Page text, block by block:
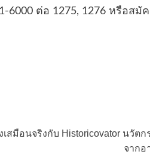
ต่อ 1275, 1276 หรือสมั
มือนจริงกับ Historicovator นวัตก
จากอ